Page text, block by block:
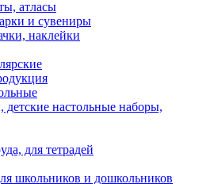
атласы
и сувениры
наклейки
детские настольные наборы,
для тетрадей
школьников и дошкольников